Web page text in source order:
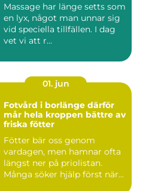
Massage har länge setts som
en lyx, något man unnar sig
vid speciella tillfällen. I dag
vet vi att r...
01. jun
Fotvård i borlänge därför
mår hela kroppen bättre av
friska fötter
Fötter bär oss genom
vardagen, men hamnar ofta
längst ner på priolistan.
Många söker hjälp först när...